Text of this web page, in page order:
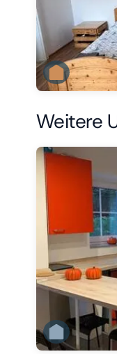
Weitere